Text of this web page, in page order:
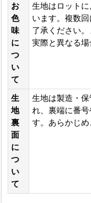
お
色
味
に
つ
い
て
生地はロット
います。複数
了承ください
実際と異なる場
生
地
裏
面
に
つ
い
て
生地は製造・
れ、裏端に番
す。あらかじめ